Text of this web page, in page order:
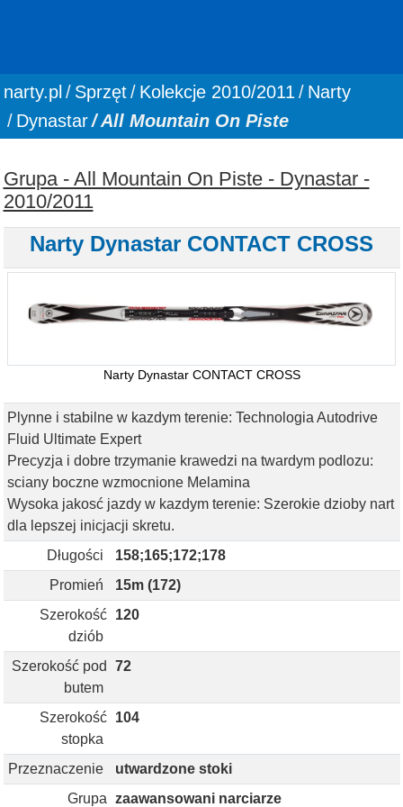
You are here:
narty.pl Sprzęt Kolekcje 2010/2011
Narty
Dynastar
All Mountain On Piste
Grupa - All Mountain On Piste - Dynastar -
2010/2011
Narty Dynastar CONTACT CROSS
Narty Dynastar CONTACT CROSS
Plynne i stabilne w kazdym terenie: Technologia Autodrive
Fluid Ultimate Expert
Precyzja i dobre trzymanie krawedzi na twardym podlozu:
sciany boczne wzmocnione Melamina
Wysoka jakosć jazdy w kazdym terenie: Szerokie dzioby nart
dla lepszej inicjacji skretu.
Długości
158;165;172;178
Promień
15m (172)
Szerokość
dziób
120
Szerokość pod
butem
72
Szerokość
stopka
104
Przeznaczenie
utwardzone stoki
Grupa
zaawansowani narciarze